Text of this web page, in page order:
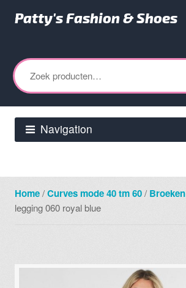
naar
navigatie
naar
de
inhoud
Patty's Fashion & Shoes
Zoeken
naar:
Navigation
Home/Curves mode 40 tm 60/ Broeken
legging 060 royal blue